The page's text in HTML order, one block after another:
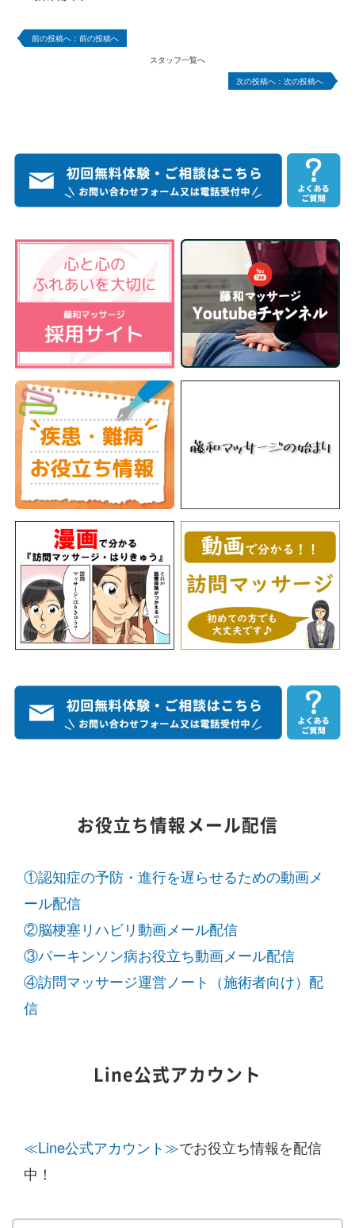
前の投稿へ
スタッフ一覧へ
次の投稿へ
お役立ち情報メール配信
①認知症の予防・進行を遅らせるための動画メ
ール配信
②脳梗塞リハビリ動画メール配信
③パーキンソン病お役立ち動画メール配信
④訪問マッサージ運営ノート（施術者向け）配
信
Line公式アカウント
≪Line公式アカウント≫でお役立ち情報を配信
中！